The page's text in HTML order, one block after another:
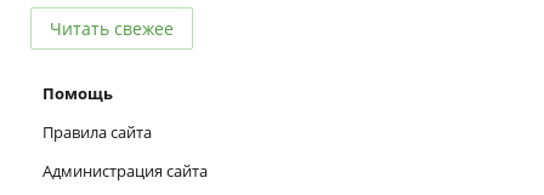
Читать свежее
Помощь
Правила сайта
Администрация сайта